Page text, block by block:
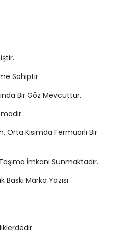
Sahiptir.
Bir Göz Mevcuttur.
Kısımda Fermuarlı Bir
İmkanı Sunmaktadır.
Marka Yazısı